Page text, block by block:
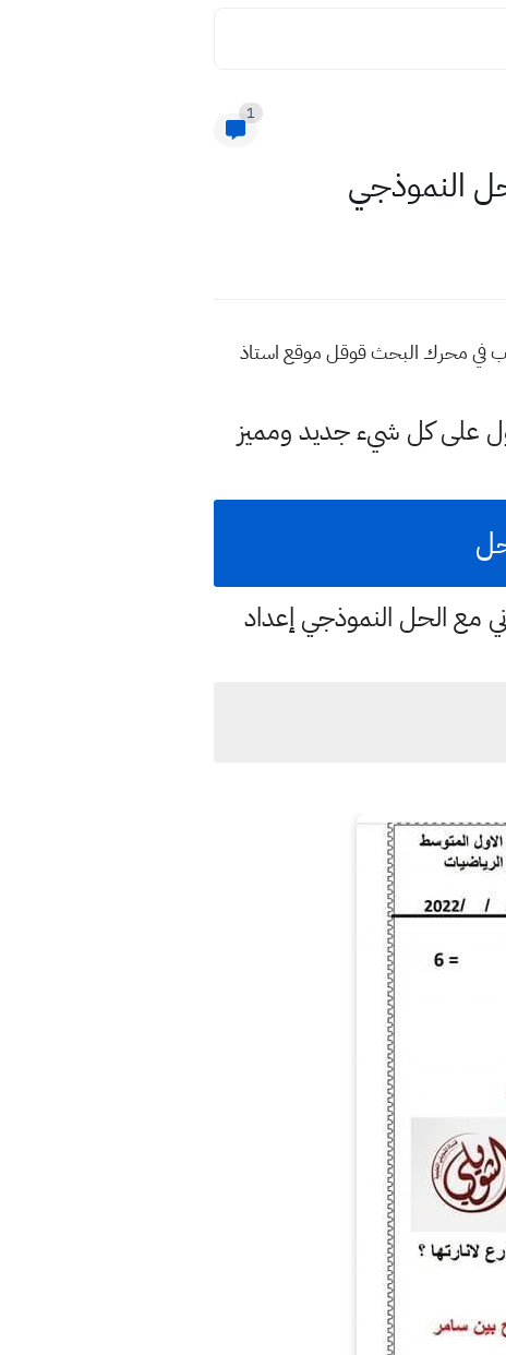
1
النموذجي
في محرك البحث قوقل موقع استاذ
على كل شيء جديد ومميز
مع الحل النموذجي إعداد